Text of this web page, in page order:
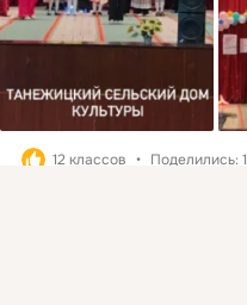
12 классов Поделились: 1